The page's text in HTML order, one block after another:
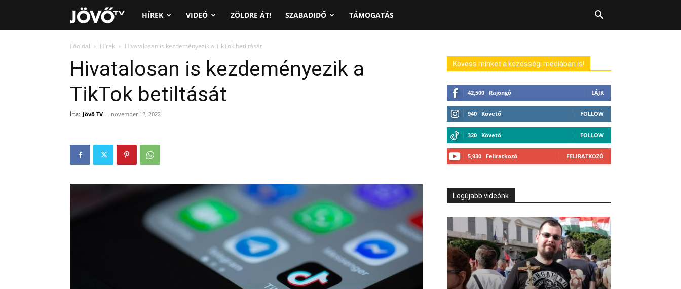
Jövő
TV
HÍREK VIDEÓ ZÖLDRE ÁT! SZABADIDŐ TÁMOGATÁS
Főoldal Hírek Hivatalosan is kezdeményezik a TikTok betiltását
Hivatalosan is kezdeményezik a
TikTok betiltását
Írta: Jövő TV - november 12, 2022
Kövess minket a közösségi médiában is!
42,500 Rajongó LÁJK
940 Követő FOLLOW
320 Követő FOLLOW
5,930 Feliratkozó FELIRATKOZÓ
Legújabb videónk